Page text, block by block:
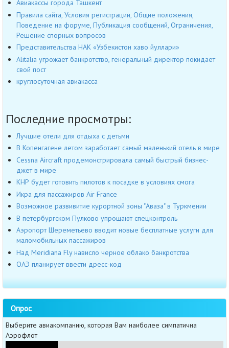
Авиакассы города Ташкент
Правила сайта, Условия регистрации, Общие положения,
Поведение на форуме, Публикация сообщений, Ограничения,
Решение спорных вопросов
Представительства НАК «Узбекистон хаво йуллари»
Alitalia угрожает банкротство, генеральный директор покидает
свой пост
круглосуточная авиакасса
Последние просмотры:
Лучшие отели для отдыха с детьми
В Копенгагене летом заработает самый маленький отель в мире
Cessna Aircraft продемонстрировала самый быстрый бизнес-
джет в мире
КНР будет готовить пилотов к посадке в условиях смога
Икра для пассажиров Air France
Возможное развивитие курортной зоны "Аваза" в Туркмении
В петербургском Пулково упрощают спецконтроль
Аэропорт Шереметьево вводит новые бесплатные услуги для
маломобильных пассажиров
Над Meridiana Fly нависло черное облако банкротства
ОАЭ планирует ввести дресс-код
Опрос
Выберите авиакомпанию, которая Вам наиболее симпатична
Аэрофлот